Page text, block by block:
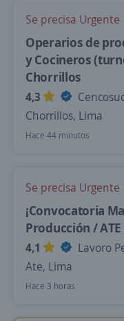
Se precisa Urgente
Operarios de
y Cocineros
Chorrillos
4,3
Chorrillos, Lima
Hace 44 minutos
Se precisa Urgente
¡Convocatoria
Producción /
4,1
Lavoro
Ate, Lima
Hace 3 horas